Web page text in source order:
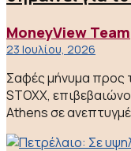
MoneyView Team
23 Ιουλίου, 2026
Σαφές μήνυμα προς
STOXX,
Athens σε